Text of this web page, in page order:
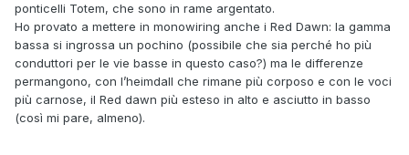
ponticelli Totem, che sono in rame argentato.
Ho provato a mettere in monowiring anche i Red Dawn: la gamma
bassa si ingrossa un pochino (possibile che sia perché ho più
conduttori per le vie basse in questo caso?) ma le differenze
permangono, con l’heimdall che rimane più corposo e con le voci
più carnose, il Red dawn più esteso in alto e asciutto in basso
(così mi pare, almeno).